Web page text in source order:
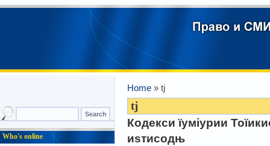
Home » tj
tj
Кодекси їуміурии
иѕтисодњ
Who's online